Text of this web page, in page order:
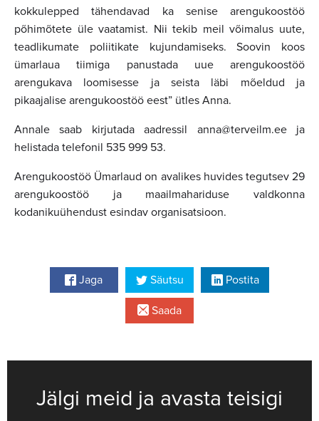
kokkulepped tähendavad ka senise arengukoostöö
põhimõtete üle vaatamist. Nii tekib meil võimalus uute,
teadlikumate poliitikate kujundamiseks. Soovin koos
ümarlaua tiimiga panustada uue arengukoostöö
arengukava loomisesse ja seista läbi mõeldud ja
pikaajalise arengukoostöö eest” ütles Anna.
Annale saab kirjutada aadressil anna@terveilm.ee ja
helistada telefonil 535 999 53.
Arengukoostöö Ümarlaud on avalikes huvides tegutsev 29
arengukoostöö ja maailmahariduse valdkonna
kodanikuühendust esindav organisatsioon.
Jaga Säutsu Postita
Saada
Jälgi meid ja avasta teisigi